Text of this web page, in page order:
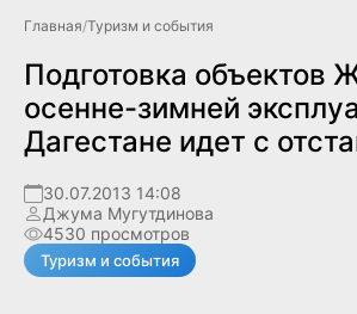
Главная/Туризм и события
Подготовка объектов
осенне-зимней
Дагестане идет с
30.07.2013 14:08
Джума Мугутдинова
4530 просмотров
Туризм и события